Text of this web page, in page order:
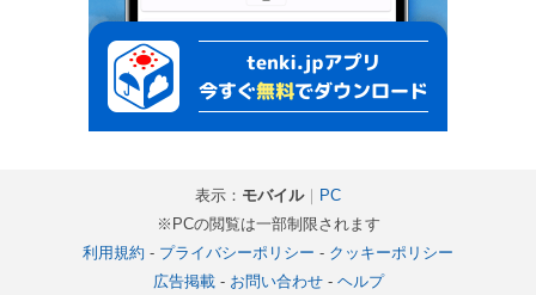
表示： モバイル｜ PC
※PCの閲覧は一部制限されます
利用規約 - プライバシーポリシー - クッキーポリシー
広告掲載- お問い合わせ- ヘルプ